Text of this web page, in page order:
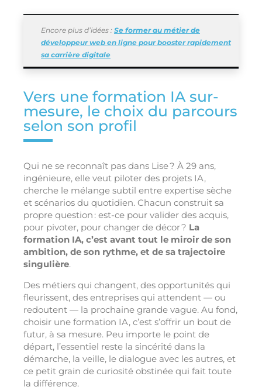
Encore plus d’idées : Se former au métier de
développeur web en ligne pour booster rapidement
sa carrière digitale
Vers une formation IA sur-
mesure, le choix du parcours
selon son profil
Qui ne se reconnaît pas dans Lise ? À 29 ans,
ingénieure, elle veut piloter des projets IA,
cherche le mélange subtil entre expertise sèche
et scénarios du quotidien. Chacun construit sa
propre question : est-ce pour valider des acquis,
pour pivoter, pour changer de décor ? La
formation IA, c’est avant tout le miroir de son
ambition, de son rythme, et de sa trajectoire
singulière.
Des métiers qui changent, des opportunités qui
fleurissent, des entreprises qui attendent — ou
redoutent — la prochaine grande vague. Au fond,
choisir une formation IA, c’est s’offrir un bout de
futur, à sa mesure. Peu importe le point de
départ, l’essentiel reste la sincérité dans la
démarche, la veille, le dialogue avec les autres, et
ce petit grain de curiosité obstinée qui fait toute
la différence.